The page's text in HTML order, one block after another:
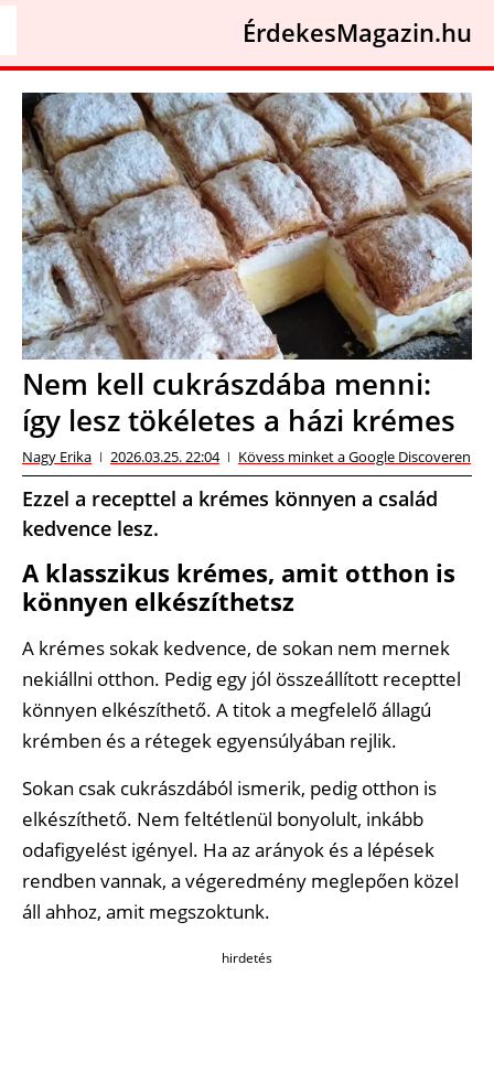
ÉrdekesMagazin.hu
Nem kell cukrászdába menni:
így lesz tökéletes a házi krémes
Nagy Erika 2026.03.25. 22:04 Kövess minket a Google Discoveren
Ezzel a recepttel a krémes könnyen a család
kedvence lesz.
A klasszikus krémes, amit otthon is
könnyen elkészíthetsz
A krémes sokak kedvence, de sokan nem mernek
nekiállni otthon. Pedig egy jól összeállított recepttel
könnyen elkészíthető. A titok a megfelelő állagú
krémben és a rétegek egyensúlyában rejlik.
Sokan csak cukrászdából ismerik, pedig otthon is
elkészíthető. Nem feltétlenül bonyolult, inkább
odafigyelést igényel. Ha az arányok és a lépések
rendben vannak, a végeredmény meglepően közel
áll ahhoz, amit megszoktunk.
hirdetés